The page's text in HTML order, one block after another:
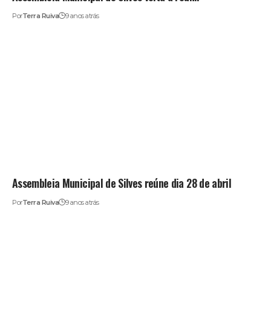
PorTerra Ruiva 9 anos atrás
Assembleia Municipal de Silves reúne dia 28 de abril
PorTerra Ruiva 9 anos atrás